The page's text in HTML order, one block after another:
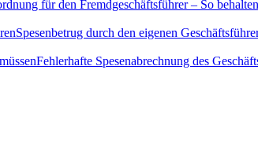
für den Fremdgeschäftsführer – So
Spesenbetrug durch den eigenen
Fehlerhafte Spesenabrechnung des